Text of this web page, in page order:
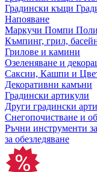
Градински къщи
Напояване
Маркучи Помпи
Къмпинг, грил,
Грилове и камини
Озеленяване и
Саксии, Кашпи и
Декоративни камъни
Градински артикули
Други градински
Снегопочистване и
Ръчни инструменти
за обезледяване